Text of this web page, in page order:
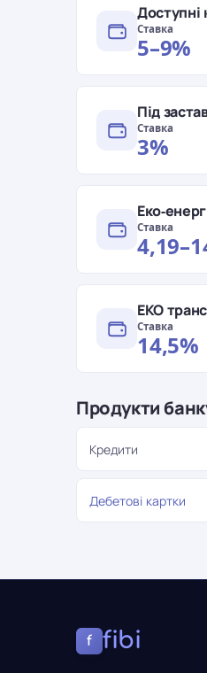
Доступні
Ставка
5–9%
Під
Ставка
3%
Еко-
Ставка
ЕКО
Ставка
14,5%
Продукти
Кредити
Дебетові картки
f fibi